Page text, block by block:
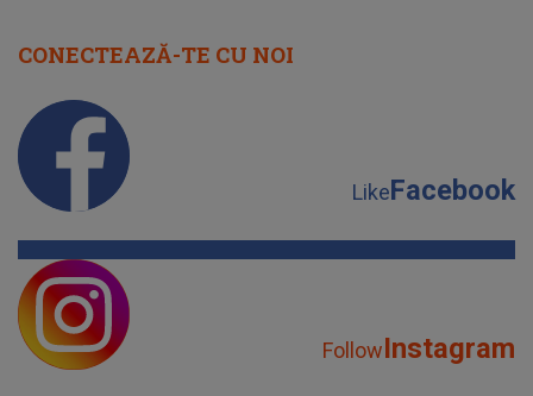
CONECTEAZĂ-TE CU NOI
LikeFacebook
FollowInstagram